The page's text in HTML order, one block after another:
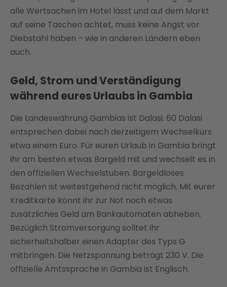
alle Wertsachen im Hotel lässt und auf dem Markt
auf seine Taschen achtet, muss keine Angst vor
Diebstahl haben – wie in anderen Ländern eben
auch.
Geld, Strom und Verständigung
während eures Urlaubs in Gambia
Die Landeswährung Gambias ist Dalasi. 60 Dalasi
entsprechen dabei nach derzeitigem Wechselkurs
etwa einem Euro. Für euren Urlaub in Gambia bringt
ihr am besten etwas Bargeld mit und wechselt es in
den offiziellen Wechselstuben. Bargeldloses
Bezahlen ist weitestgehend nicht möglich. Mit eurer
Kreditkarte könnt ihr zur Not noch etwas
zusätzliches Geld am Bankautomaten abheben.
Bezüglich Stromversorgung solltet ihr
sicherheitshalber einen Adapter des Typs G
mitbringen. Die Netzspannung beträgt 230 V. Die
offizielle Amtssprache in Gambia ist Englisch.